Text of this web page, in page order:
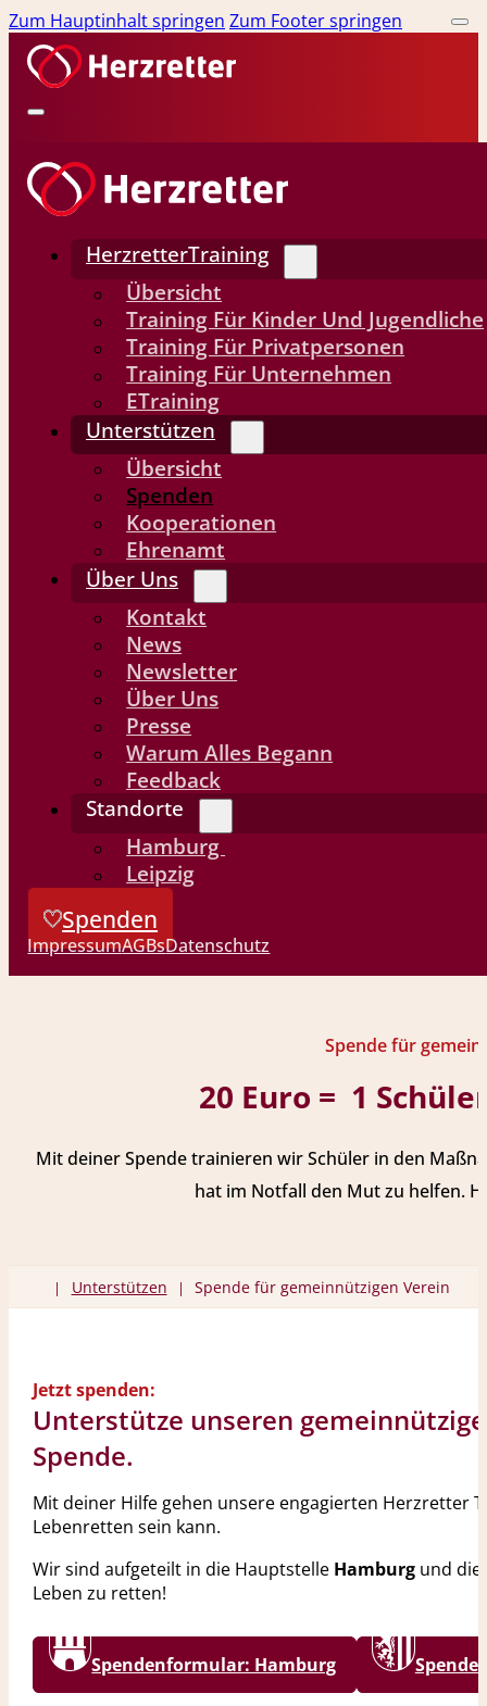
Zum Hauptinhalt springen Zum Footer springen
HerzretterTraining
Übersicht
Training Für Kinder Und Jugendliche
Training Für Privatpersonen
Training Für Unternehmen
ETraining
Unterstützen
Übersicht
Spenden
Kooperationen
Ehrenamt
Über Uns
Kontakt
News
Newsletter
Über Uns
Presse
Warum Alles Begann
Feedback
Standorte
Hamburg
Leipzig
Spenden
ImpressumAGBsDatenschutz
Spende für
20 Euro = 1
Mit deiner Spende trainieren wir Schüler in den
hat im Notfall den Mut zu helfen.
| Unterstützen | Spende für gemeinnützigen Verein
Jetzt spenden:
Unterstütze unseren
Spende.
Mit deiner Hilfe gehen unsere engagierten Herzretter
Lebenretten sein kann.
Wir sind aufgeteilt in die Hauptstelle Hamburg und
Leben zu retten!
Spendenformular: Hamburg